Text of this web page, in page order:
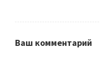
Ваш комментарий